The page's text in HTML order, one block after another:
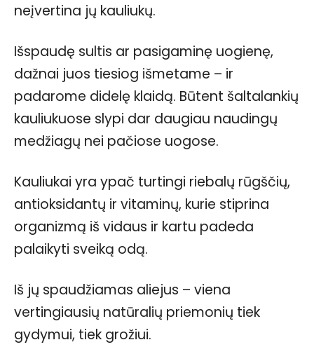
neįvertina jų kauliukų.
Išspaudę sultis ar pasigaminę uogienę,
dažnai juos tiesiog išmetame – ir
padarome didelę klaidą. Būtent šaltalankių
kauliukuose slypi dar daugiau naudingų
medžiagų nei pačiose uogose.
Kauliukai yra ypač turtingi riebalų rūgščių,
antioksidantų ir vitaminų, kurie stiprina
organizmą iš vidaus ir kartu padeda
palaikyti sveiką odą.
Iš jų spaudžiamas aliejus – viena
vertingiausių natūralių priemonių tiek
gydymui, tiek grožiui.